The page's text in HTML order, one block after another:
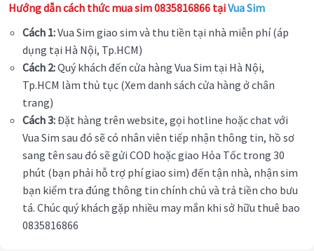
Hướng dẫn cách thức mua sim 0835816866 tạiVua Sim
Cách 1:Vua Sim giao sim và thu tiền tại nhà miễn phí (áp
dụng tại Hà Nội, Tp.HCM)
Cách 2:Quý khách đến cửa hàng Vua Sim tại Hà Nội,
Tp.HCM làm thủ tục (Xem danh sách cửa hàng ở chân
trang)
Cách 3:Đặt hàng trên website, gọi hotline hoặc chat với
Vua Sim sau đó sẽ có nhân viên tiếp nhận thông tin, hồ sơ
sang tên sau đó sẽ gửi COD hoặc giao Hỏa Tốc trong 30
phút (bạn phải hỗ trợ phí giao sim) đến tận nhà, nhận sim
bạn kiểm tra đúng thông tin chính chủ và trả tiền cho bưu
tá. Chúc quý khách gặp nhiều may mắn khi sở hữu thuê bao
0835816866